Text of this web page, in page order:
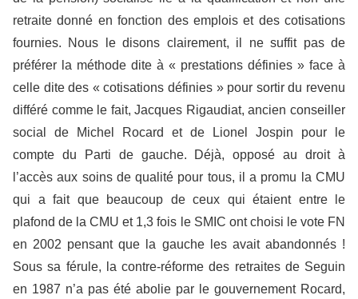
retraite donné en fonction des emplois et des cotisations
fournies. Nous le disons clairement, il ne suffit pas de
préférer la méthode dite à « prestations définies » face à
celle dite des « cotisations définies » pour sortir du revenu
différé comme le fait, Jacques Rigaudiat, ancien conseiller
social de Michel Rocard et de Lionel Jospin pour le
compte du Parti de gauche. Déjà, opposé au droit à
l’accès aux soins de qualité pour tous, il a promu la CMU
qui a fait que beaucoup de ceux qui étaient entre le
plafond de la CMU et 1,3 fois le SMIC ont choisi le vote FN
en 2002 pensant que la gauche les avait abandonnés !
Sous sa férule, la contre-réforme des retraites de Seguin
en 1987 n’a pas été abolie par le gouvernement Rocard,